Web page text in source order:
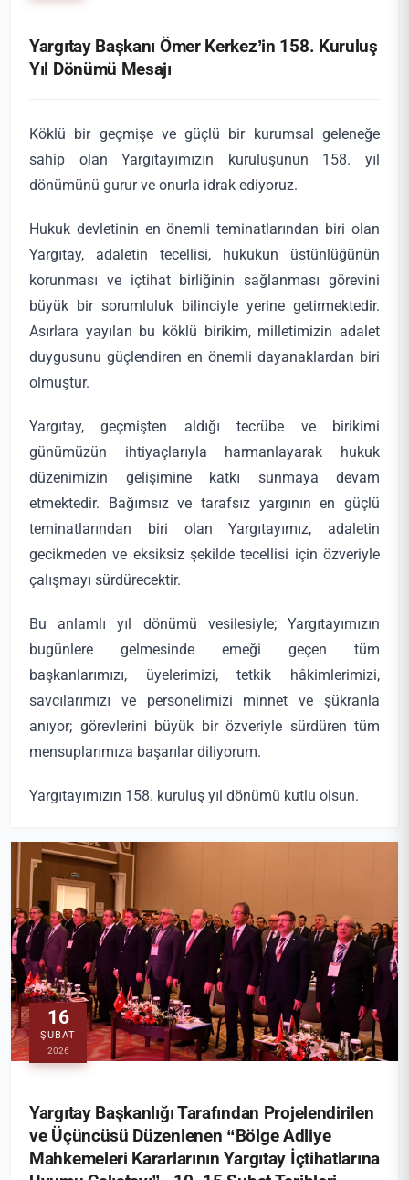
Yargıtay Başkanı Ömer Kerkez’in 158. Kuruluş
Yıl Dönümü Mesajı
Köklü bir geçmişe ve güçlü bir kurumsal geleneğe
sahip olan Yargıtayımızın kuruluşunun 158. yıl
dönümünü gurur ve onurla idrak ediyoruz.
Hukuk devletinin en önemli teminatlarından biri olan
Yargıtay, adaletin tecellisi, hukukun üstünlüğünün
korunması ve içtihat birliğinin sağlanması görevini
büyük bir sorumluluk bilinciyle yerine getirmektedir.
Asırlara yayılan bu köklü birikim, milletimizin adalet
duygusunu güçlendiren en önemli dayanaklardan biri
olmuştur.
Yargıtay, geçmişten aldığı tecrübe ve birikimi
günümüzün ihtiyaçlarıyla harmanlayarak hukuk
düzenimizin gelişimine katkı sunmaya devam
etmektedir. Bağımsız ve tarafsız yargının en güçlü
teminatlarından biri olan Yargıtayımız, adaletin
gecikmeden ve eksiksiz şekilde tecellisi için özveriyle
çalışmayı sürdürecektir.
Bu anlamlı yıl dönümü vesilesiyle; Yargıtayımızın
bugünlere gelmesinde emeği geçen tüm
başkanlarımızı, üyelerimizi, tetkik hâkimlerimizi,
savcılarımızı ve personelimizi minnet ve şükranla
anıyor; görevlerini büyük bir özveriyle sürdüren tüm
mensuplarımıza başarılar diliyorum.
Yargıtayımızın 158. kuruluş yıl dönümü kutlu olsun.
16
ŞUBAT
2026
Yargıtay Başkanlığı Tarafından Projelendirilen
ve Üçüncüsü Düzenlenen “Bölge Adliye
Mahkemeleri Kararlarının Yargıtay İçtihatlarına